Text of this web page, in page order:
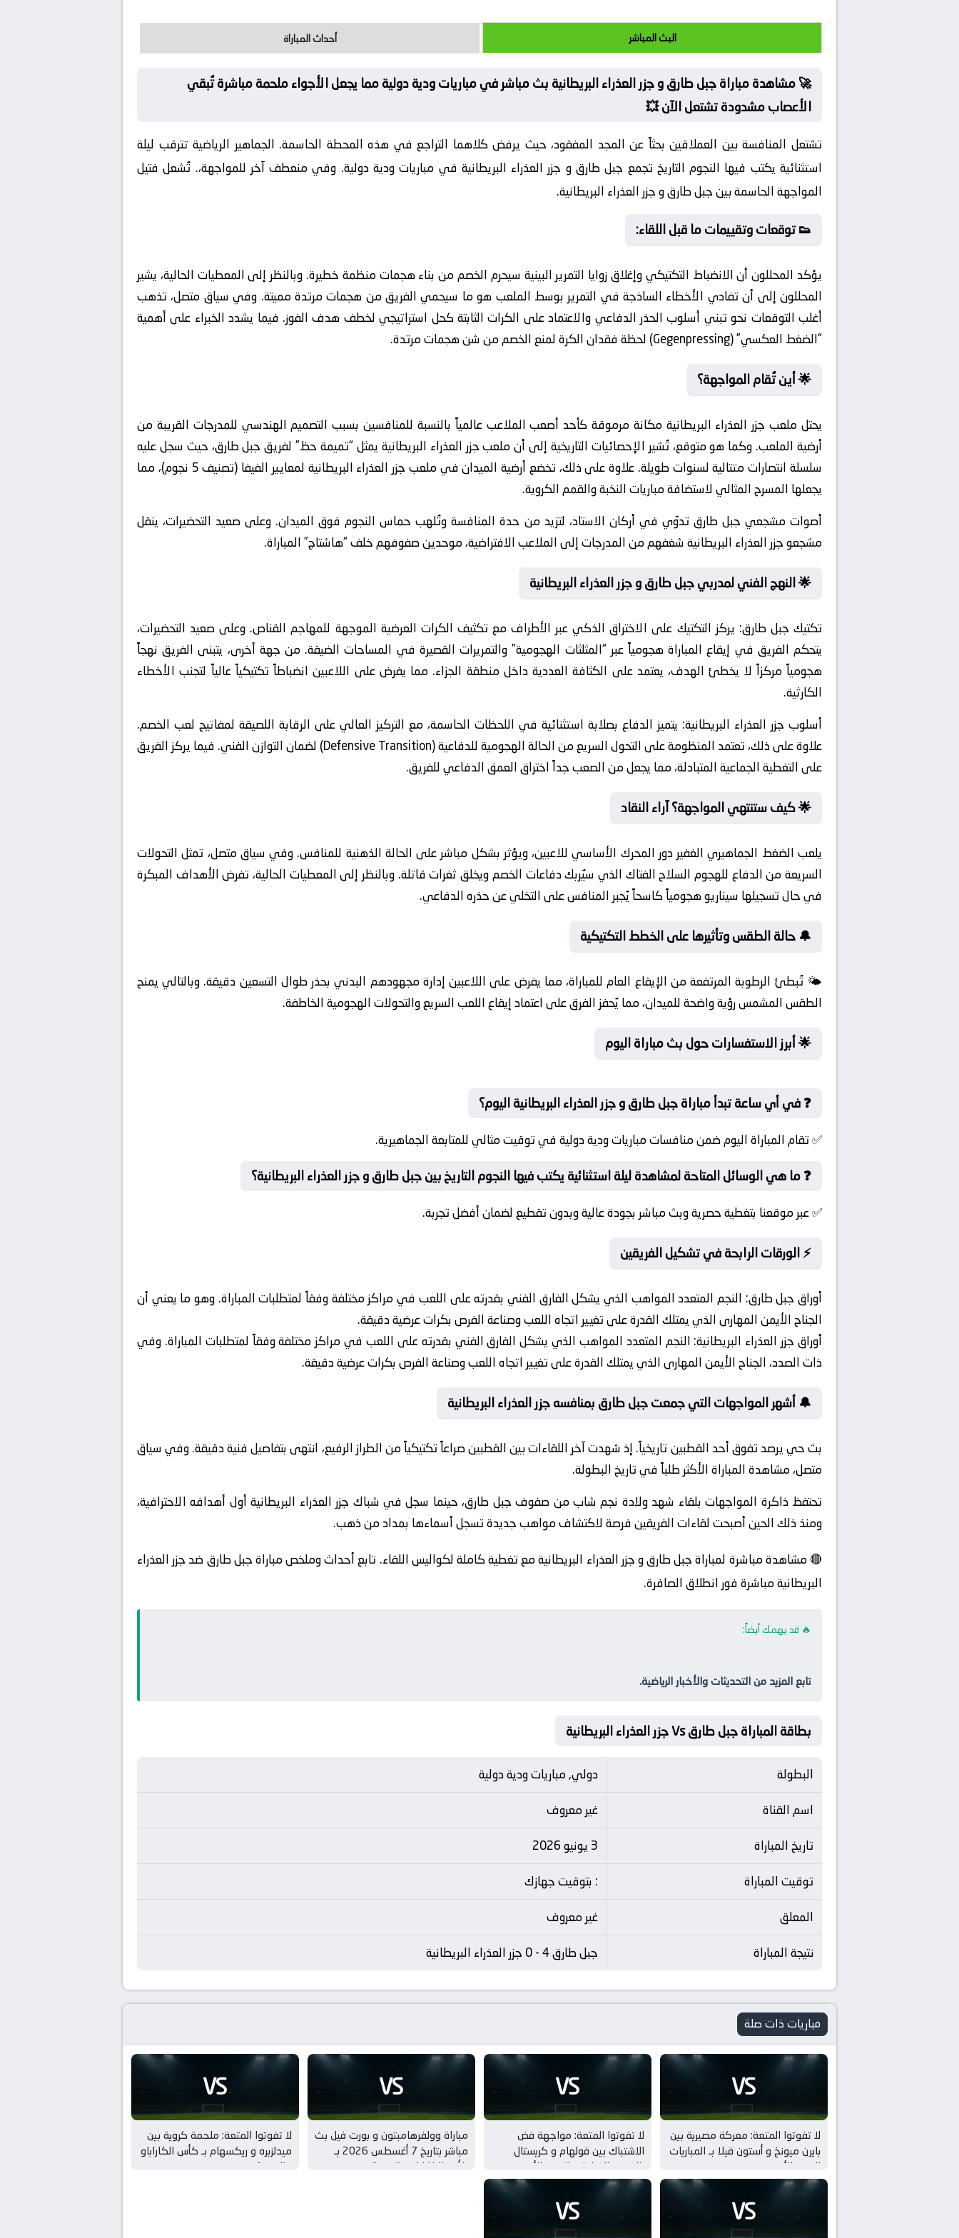
البث المباشر أحداث المباراة
🚀 مشاهدة مباراة جبل طارق و جزر العذراء البريطانية بث مباشر في مباريات ودية دولية مما يجعل الأجواء ملحمة مباشرة تُبقي
الأعصاب مشدودة تشتعل الآن 💥
تشتعل المنافسة بين العملاقين بحثاً عن المجد المفقود، حيث يرفض كلاهما التراجع في هذه المحطة الحاسمة. الجماهير الرياضية تترقب ليلة
استثنائية يكتب فيها النجوم التاريخ تجمع جبل طارق و جزر العذراء البريطانية في مباريات ودية دولية. وفي منعطف آخر للمواجهة،. تُشعل فتيل
المواجهة الحاسمة بين جبل طارق و جزر العذراء البريطانية.
👟 توقعات وتقييمات ما قبل اللقاء:
يؤكد المحللون أن الانضباط التكتيكي وإغلاق زوايا التمرير البينية سيحرم الخصم من بناء هجمات منظمة خطيرة. وبالنظر إلى المعطيات الحالية، يشير
المحللون إلى أن تفادي الأخطاء الساذجة في التمرير بوسط الملعب هو ما سيحمي الفريق من هجمات مرتدة مميتة. وفي سياق متصل، تذهب
أغلب التوقعات نحو تبني أسلوب الحذر الدفاعي والاعتماد على الكرات الثابتة كحل استراتيجي لخطف هدف الفوز. فيما يشدد الخبراء على أهمية
“الضغط العكسي” (Gegenpressing) لحظة فقدان الكرة لمنع الخصم من شن هجمات مرتدة.
🌟 أين تُقام المواجهة؟
يحتل ملعب جزر العذراء البريطانية مكانة مرموقة كأحد أصعب الملاعب عالمياً بالنسبة للمنافسين بسبب التصميم الهندسي للمدرجات القريبة من
أرضية الملعب. وكما هو متوقع، تُشير الإحصائيات التاريخية إلى أن ملعب جزر العذراء البريطانية يمثل “تميمة حظ” لفريق جبل طارق، حيث سجل عليه
سلسلة انتصارات متتالية لسنوات طويلة. علاوة على ذلك، تخضع أرضية الميدان في ملعب جزر العذراء البريطانية لمعايير الفيفا (تصنيف 5 نجوم)، مما
يجعلها المسرح المثالي لاستضافة مباريات النخبة والقمم الكروية.
أصوات مشجعي جبل طارق تدوّي في أركان الاستاد، لتزيد من حدة المنافسة وتُلهب حماس النجوم فوق الميدان. وعلى صعيد التحضيرات، ينقل
مشجعو جزر العذراء البريطانية شغفهم من المدرجات إلى الملاعب الافتراضية، موحدين صفوفهم خلف “هاشتاج” المباراة.
🌟 النهج الفني لمدربي جبل طارق و جزر العذراء البريطانية
تكتيك جبل طارق: يركز التكتيك على الاختراق الذكي عبر الأطراف مع تكثيف الكرات العرضية الموجهة للمهاجم القناص. وعلى صعيد التحضيرات،
يتحكم الفريق في إيقاع المباراة هجومياً عبر “المثلثات الهجومية” والتمريرات القصيرة في المساحات الضيقة. من جهة أخرى، يتبنى الفريق نهجاً
هجومياً مركزاً لا يخطئ الهدف، يعتمد على الكثافة العددية داخل منطقة الجزاء. مما يفرض على اللاعبين انضباطاً تكتيكياً عالياً لتجنب الأخطاء
الكارثية.
أسلوب جزر العذراء البريطانية: يتميز الدفاع بصلابة استثنائية في اللحظات الحاسمة، مع التركيز العالي على الرقابة اللصيقة لمفاتيح لعب الخصم.
علاوة على ذلك، تعتمد المنظومة على التحول السريع من الحالة الهجومية للدفاعية (Defensive Transition) لضمان التوازن الفني. فيما يركز الفريق
على التغطية الجماعية المتبادلة، مما يجعل من الصعب جداً اختراق العمق الدفاعي للفريق.
🌟 كيف ستنتهي المواجهة؟ آراء النقاد
يلعب الضغط الجماهيري الغفير دور المحرك الأساسي للاعبين، ويؤثر بشكل مباشر على الحالة الذهنية للمنافس. وفي سياق متصل، تمثل التحولات
السريعة من الدفاع للهجوم السلاح الفتاك الذي سيُربك دفاعات الخصم ويخلق ثغرات قاتلة. وبالنظر إلى المعطيات الحالية، تفرض الأهداف المبكرة
في حال تسجيلها سيناريو هجومياً كاسحاً يُجبر المنافس على التخلي عن حذره الدفاعي.
🔔 حالة الطقس وتأثيرها على الخطط التكتيكية
🌤️ تُبطئ الرطوبة المرتفعة من الإيقاع العام للمباراة، مما يفرض على اللاعبين إدارة مجهودهم البدني بحذر طوال التسعين دقيقة. وبالتالي يمنح
الطقس المشمس رؤية واضحة للميدان، مما يُحفز الفرق على اعتماد إيقاع اللعب السريع والتحولات الهجومية الخاطفة.
🌟 أبرز الاستفسارات حول بث مباراة اليوم
❓ في أي ساعة تبدأ مباراة جبل طارق و جزر العذراء البريطانية اليوم؟
✅ تقام المباراة اليوم ضمن منافسات مباريات ودية دولية في توقيت مثالي للمتابعة الجماهيرية.
❓ ما هي الوسائل المتاحة لمشاهدة ليلة استثنائية يكتب فيها النجوم التاريخ بين جبل طارق و جزر العذراء البريطانية؟
✅ عبر موقعنا بتغطية حصرية وبث مباشر بجودة عالية وبدون تقطيع لضمان أفضل تجربة.
⚡ الورقات الرابحة في تشكيل الفريقين
أوراق جبل طارق: النجم المتعدد المواهب الذي يشكل الفارق الفني بقدرته على اللعب في مراكز مختلفة وفقاً لمتطلبات المباراة. وهو ما يعني أن
الجناح الأيمن المهارى الذي يمتلك القدرة على تغيير اتجاه اللعب وصناعة الفرص بكرات عرضية دقيقة.
أوراق جزر العذراء البريطانية: النجم المتعدد المواهب الذي يشكل الفارق الفني بقدرته على اللعب في مراكز مختلفة وفقاً لمتطلبات المباراة. وفي
ذات الصدد، الجناح الأيمن المهارى الذي يمتلك القدرة على تغيير اتجاه اللعب وصناعة الفرص بكرات عرضية دقيقة.
🔔 أشهر المواجهات التي جمعت جبل طارق بمنافسه جزر العذراء البريطانية
بث حي يرصد تفوق أحد القطبين تاريخياً. إذ شهدت آخر اللقاءات بين القطبين صراعاً تكتيكياً من الطراز الرفيع، انتهى بتفاصيل فنية دقيقة. وفي سياق
متصل، مشاهدة المباراة الأكثر طلباً في تاريخ البطولة.
تحتفظ ذاكرة المواجهات بلقاء شهد ولادة نجم شاب من صفوف جبل طارق، حينما سجل في شباك جزر العذراء البريطانية أول أهدافه الاحترافية،
ومنذ ذلك الحين أصبحت لقاءات الفريقين فرصة لاكتشاف مواهب جديدة تسجل أسماءها بمداد من ذهب.
🔴 مشاهدة مباشرة لمباراة جبل طارق و جزر العذراء البريطانية مع تغطية كاملة لكواليس اللقاء. تابع أحداث وملخص مباراة جبل طارق ضد جزر العذراء
البريطانية مباشرة فور انطلاق الصافرة.
🔥 قد يهمك أيضاً:
تابع المزيد من التحديثات والأخبار الرياضية.
بطاقة المباراة جبل طارق Vs جزر العذراء البريطانية
البطولة
دولي, مباريات ودية دولية
اسم القناة
غير معروف
تاريخ المباراة
3 يونيو 2026
توقيت المباراة
: بتوقيت جهازك
المعلق
غير معروف
نتيجة المباراة
جبل طارق 4 - 0 جزر العذراء البريطانية
مباريات ذات صلة
VS
لا تفوتوا المتعة: معركة مصيرية بين
بايرن ميونخ و أستون فيلا بـ المباريات
الودية للأندية
VS
لا تفوتوا المتعة: مواجهة فض
الاشتباك بين فولهام و كريستال
بالاس بـ المباريات الودية للأندية
VS
مباراة وولفرهامبتون و بورت فيل بث
مباشر بتاريخ 7 أغسطس 2026 بـ
كأس الكاراباو – الدور 1
VS
لا تفوتوا المتعة: ملحمة كروية بين
ميدلزبره و ريكسهام بـ كأس الكاراباو
– الدور 1
VS
VS